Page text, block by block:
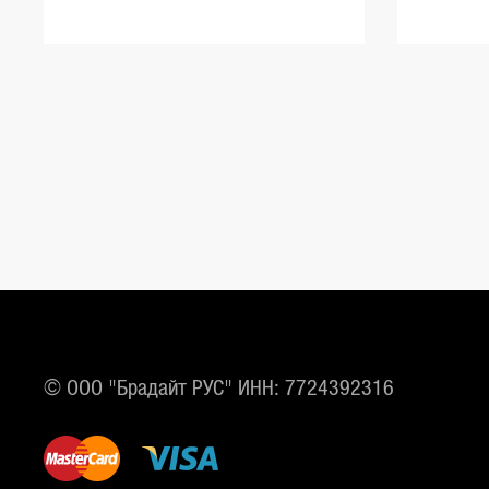
© ООО "Брадайт РУС" ИНН: 7724392316